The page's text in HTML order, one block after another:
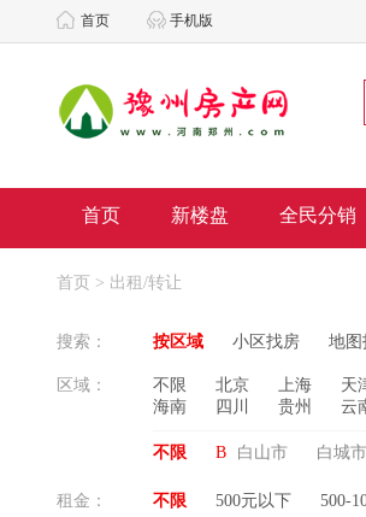
首页 手机版
首页 新楼盘 全民分销
首页 > 出租/转让
搜索： 按区域 小区找房 地图
区域： 不限 北京 上海 天
海南
四川 贵州 云
不限 B 白山市 白城市
租金： 不限 500元以下 500-